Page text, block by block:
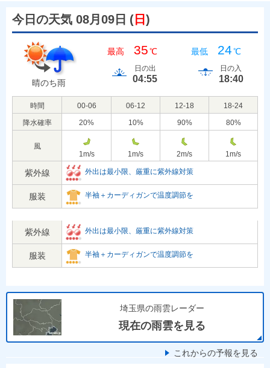
今日の天気 08月09日 ( 日 )
晴のち雨
最高 35℃ 最低 24℃
日の出
04:55
日の入
18:40
時間 00-06 06-12 12-18
18-24
降水確率
20% 10% 90% 80%
風
1m/s 1m/s 2m/s 1m/s
紫外線 外出は最小限、厳重に紫外線対策
服装 半袖＋カーディガンで温度調節を
紫外線 外出は最小限、厳重に紫外線対策
服装 半袖＋カーディガンで温度調節を
埼玉県の雨雲レーダー
現在の雨雲を見る
これからの予報を見る